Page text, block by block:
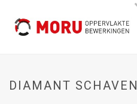
DIAMANT SCHAVEN